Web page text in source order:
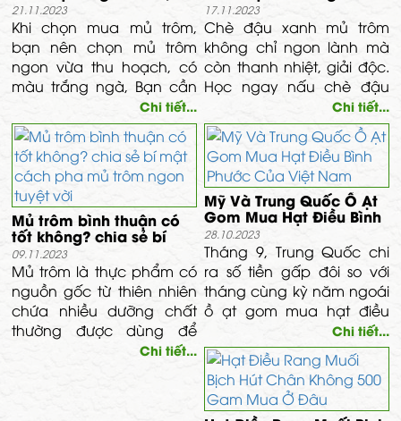
không bị chua
21.11.2023
Khi chọn mua mủ trôm,
bạn nên chọn mủ trôm
ngon vừa thu hoạch, có
màu trắng ngà, Bạn cần
lưu ý không nên chọn
những loại mủ trôm để
quá lâu, có mùi chua
Chi tiết...
tuyệt vời
17.11.2023
Chè đậu xanh mủ trôm
không chỉ ngon lành mà
còn thanh nhiệt, giải độc.
Học ngay nấu chè đậu
xanh mủ trôm thơm ngon
khó cưỡng, đơn giản qua
bài viết sau.
Chi tiết...
Mủ trôm bình thuận có
tốt không? chia sẻ bí
mật cách pha mủ trôm
ngon tuyệt vời
09.11.2023
Mủ trôm là thực phẩm có
nguồn gốc từ thiên nhiên
chứa nhiều dưỡng chất
thường được dùng để
pha chế các món nước
Chi tiết...
Mỹ Và Trung Quốc Ồ Ạt
Gom Mua Hạt Điều Bình
Phước Của Việt Nam
28.10.2023
Tháng 9, Trung Quốc chi
ra số tiền gấp đôi so với
tháng cùng kỳ năm ngoái
ồ ạt gom mua hạt điều
Việt Nam. Thị trường này
trở thành khách hàng lớn
của hạt điều Việt trong
tháng vừa qua.
Chi tiết...